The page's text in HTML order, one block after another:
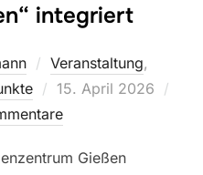
integriert
Veranstaltung,
Veröffentlicht
am
15. April 2026
Gießen